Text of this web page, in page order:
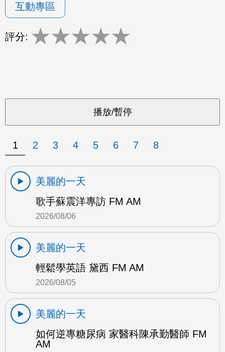
互動專區
評分: ★★★★★
1 2 3 4 5 6 7 8
美麗的一天
歌手蘇震洋專訪 FM AM
2026/08/06
美麗的一天
輕鬆學英語 黛西 FM AM
2026/08/05
美麗的一天
如何逆專糖尿病 家醫科陳承勤醫師 FM
AM